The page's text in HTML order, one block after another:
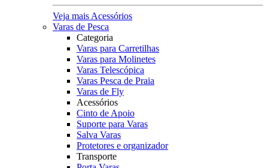
Veja mais Acessórios
Varas de Pesca
Categoria
Varas para Carretilhas
Varas para Molinetes
Varas Telescópica
Varas Pesca de Praia
Varas de Fly
Acessórios
Cinto de Apoio
Suporte para Varas
Salva Varas
Protetores e organizador
Transporte